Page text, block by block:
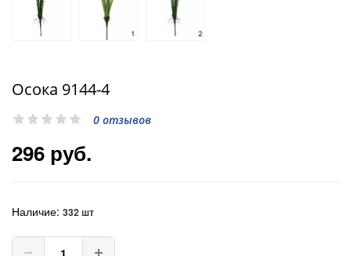
Осока 9144-4
0 отзывов
296 руб.
Наличие: 332 шт